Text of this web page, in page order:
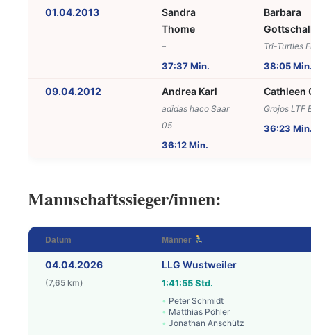
01.04.2013
Sandra
Thome
–
37:37 Min.
Barbara
Tri-Turtles
38:05
09.04.2012 Andrea Karl
adidas haco Saar
05
36:12 Min.
Cathleen
Grojos LTF
36:23
Mannschaftssieger/innen:
Datum Männer
04.04.2026
(7,65 km)
LLG Wustweiler
1:41:55 Std.
Peter Schmidt
Matthias Pöhler
Jonathan Anschütz